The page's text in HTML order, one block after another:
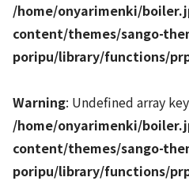
/home/onyarimenki/
content/themes/sango-
poripu/library/functions/
Warning: Undefined array
/home/onyarimenki/
content/themes/sango-
poripu/library/functions/